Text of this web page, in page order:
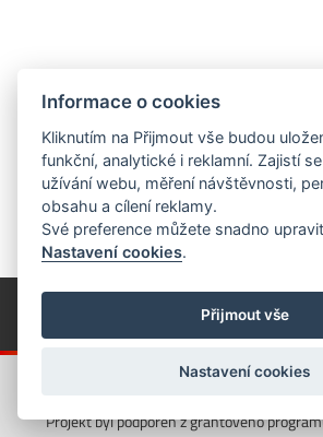
© Píseckem / Kalendárium (Změna programu
© 2018 - 2026 Realizace a správa webu:
Projekt byl podpořen z grantového
Informace o cookies
Kliknutím na Přijmout vše budou
funkční, analytické i reklamní. Zajistí
užívání webu, měření návštěvnosti,
obsahu a cílení reklamy.
Své preference můžete snadno
Nastavení cookies.
Přijmout vše
Nastavení cookies